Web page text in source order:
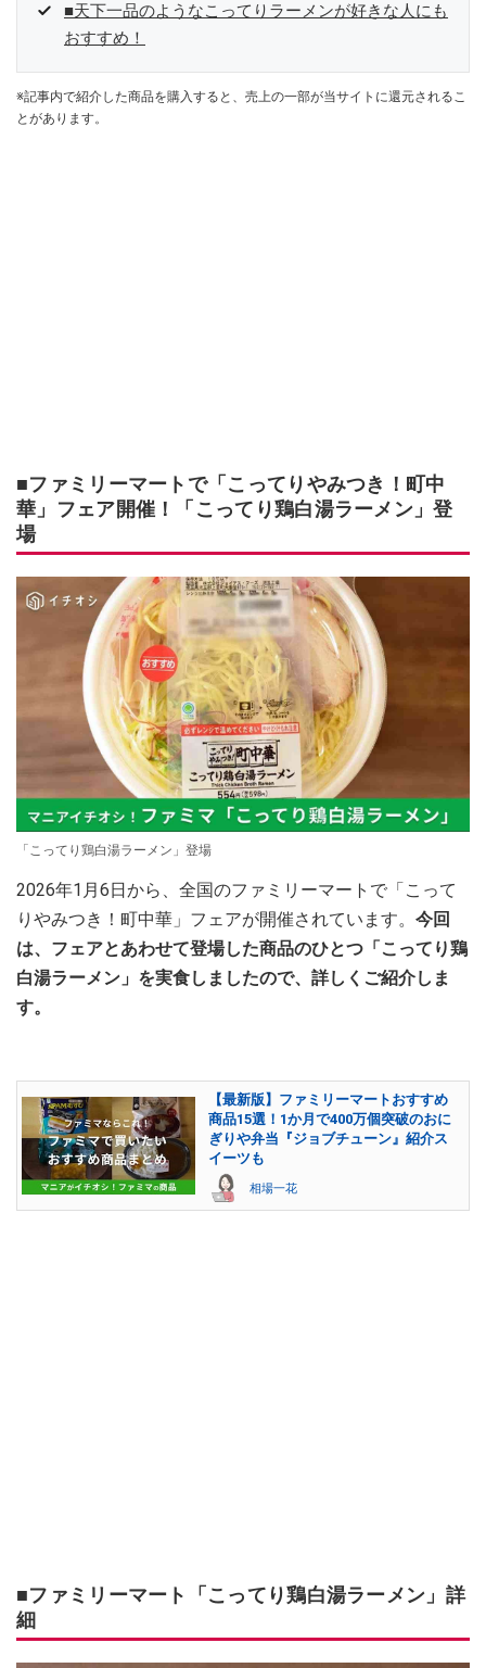
■天下一品のようなこってりラーメンが好きな人にも
おすすめ！
※記事内で紹介した商品を購入すると、売上の一部が当サイトに還元されるこ
とがあります。
■ファミリーマートで「こってりやみつき！町中
華」フェア開催！「こってり鶏白湯ラーメン」登
場
「こってり鶏白湯ラーメン」登場
2026年1月6日から、全国のファミリーマートで「こって
りやみつき！町中華」フェアが開催されています。 今回
は、フェアとあわせて登場した商品のひとつ「こってり鶏
白湯ラーメン」を実食しましたので、詳しくご紹介しま
す。
【最新版】ファミリーマートおすすめ
商品15選！1か月で400万個突破のおに
ぎりや弁当『ジョブチューン』紹介ス
イーツも
相場一花
■ファミリーマート「こってり鶏白湯ラーメン」詳
細